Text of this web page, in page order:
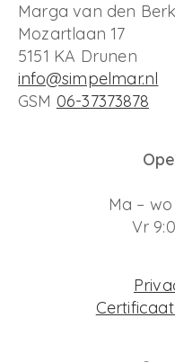
Marga van den Berk
Mozartlaan 17
5151 KA Drunen
info@simpelmar.nl
GSM 06-37373878
Ma –
Vr